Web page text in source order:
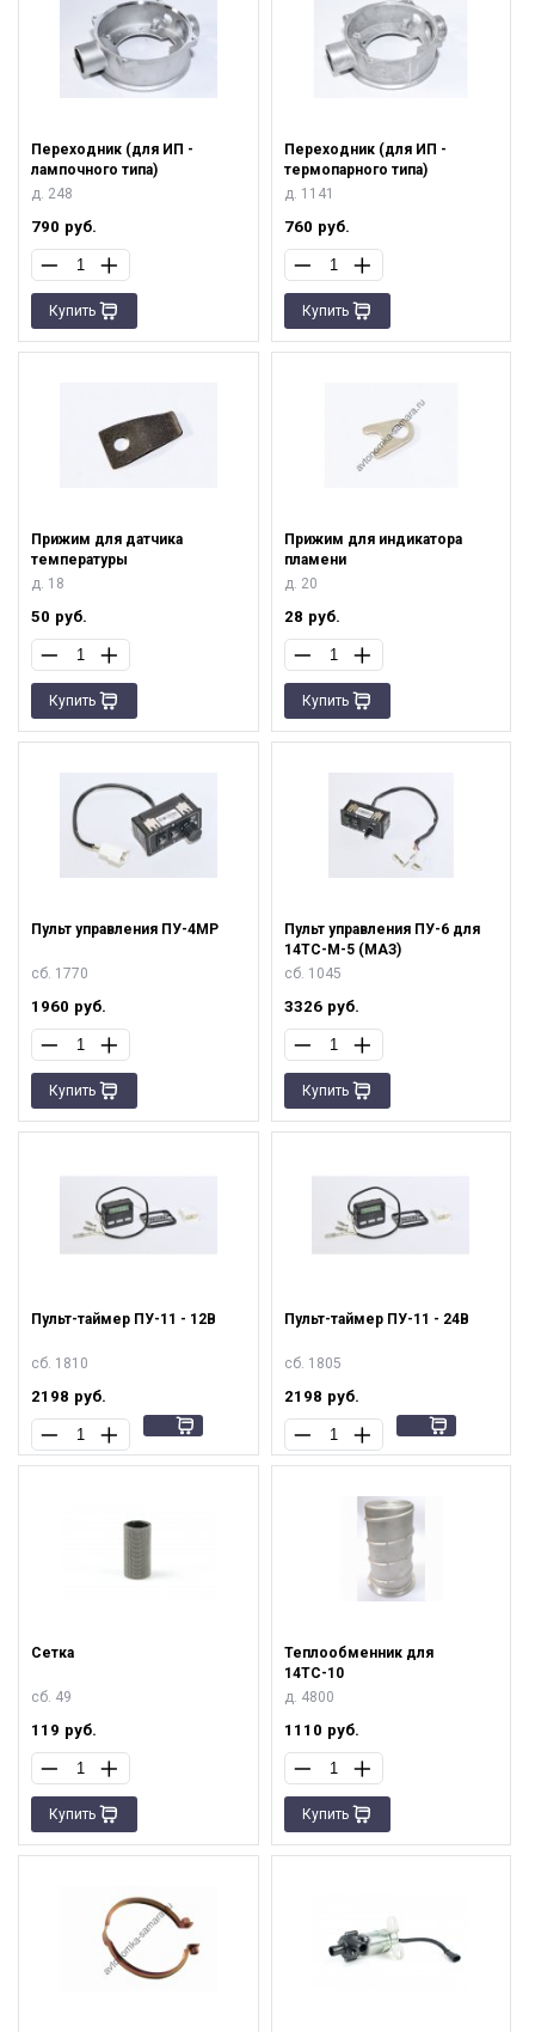
Переходник (для ИП -
лампочного типа)
д. 248
790 руб.
Купить
Переходник (для ИП -
термопарного типа)
д. 1141
760 руб.
Купить
Прижим для датчика
температуры
д. 18
50 руб.
Купить
Прижим для индикатора
пламени
д. 20
28 руб.
Купить
Пульт управления ПУ-4МР
сб. 1770
1960 руб.
Купить
Пульт управления ПУ-6 для
14ТС-М-5 (МАЗ)
сб. 1045
3326 руб.
Купить
Пульт-таймер ПУ-11 - 12В
сб. 1810
2198 руб.
Пульт-таймер ПУ-11 - 24В
сб. 1805
2198 руб.
Сетка
сб. 49
119 руб.
Купить
Теплообменник для
14ТС-10
д. 4800
1110 руб.
Купить